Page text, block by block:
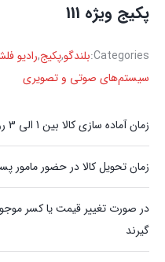
پکیج ویژه 111
Categories: بلندگو,پکیج,رادیو
سیستم‌های صوتی و تصویری
زمان آماده سازی کالا بین 1 الی 3 روزه کاری
زمان تحویل کالا در حضور مامور
در صورت تغییر قیمت یا کسر
گیرند